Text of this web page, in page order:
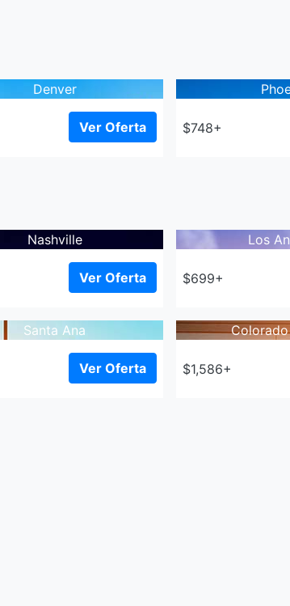
Denver
Ver Oferta $748+
Nashville
Ver Oferta
Los
$699+
Santa Ana
Ver Oferta $1,586+